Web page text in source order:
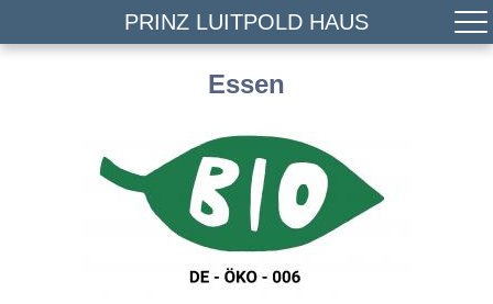
PRINZ LUITPOLD HAUS
Essen